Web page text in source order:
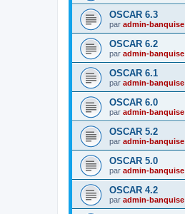
OSCAR 6.3
par admin-banquise
OSCAR 6.2
par admin-banquise
OSCAR 6.1
par admin-banquise
OSCAR 6.0
par admin-banquise
OSCAR 5.2
par admin-banquise
OSCAR 5.0
par admin-banquise
OSCAR 4.2
par admin-banquise